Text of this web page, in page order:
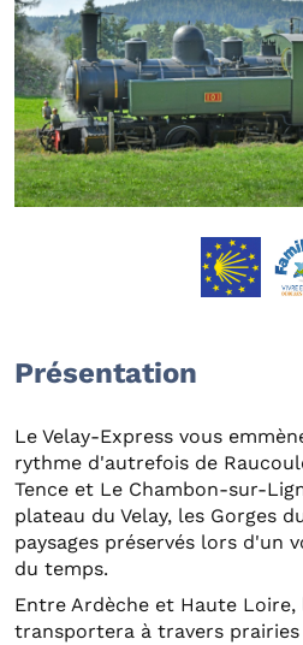
Présentation
Le Velay-Express vous
rythme d'autrefois de
Tence et Le Chambon-sur-
plateau du Velay, les Gorges
paysages préservés lors d'un
du temps.
Entre Ardèche et Haute
transportera à travers